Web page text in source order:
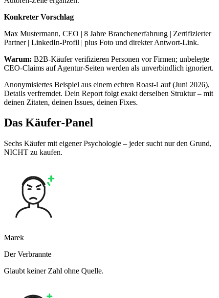
Konkreter Vorschlag
Max Mustermann, CEO | 8 Jahre Branchenerfahrung | Zertifizierter
Partner | LinkedIn-Profil | plus Foto und direkter Antwort-Link.
Warum: B2B-Käufer verifizieren Personen vor Firmen; unbelegte
CEO-Claims auf Agentur-Seiten werden als unverbindlich ignoriert.
Anonymisiertes Beispiel aus einem echten Roast-Lauf (Juni 2026),
Details verfremdet. Dein Report folgt exakt derselben Struktur – mit
deinen Zitaten, deinen Issues, deinen Fixes.
Das Käufer-Panel
Sechs Käufer mit eigener Psychologie – jeder sucht nur den Grund,
NICHT zu kaufen.
Marek
Der Verbrannte
Glaubt keiner Zahl ohne Quelle.